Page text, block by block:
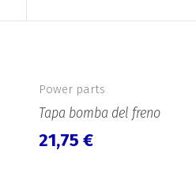
Power parts
Tapa bomba del freno
21,75€